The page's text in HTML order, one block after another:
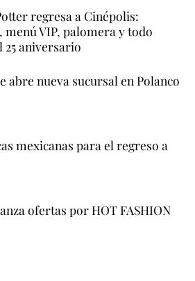
regresa a Cinépolis:
menú VIP, palomera y todo
25 aniversario
abre nueva sucursal en Polanco
mexicanas para el regreso a
ofertas por HOT FASHION